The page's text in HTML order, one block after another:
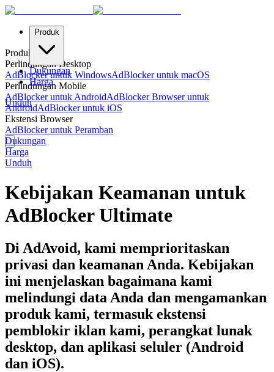
Produk
Dukungan
Harga
Unduh
Produk
Perlindungan Desktop
AdBlocker untuk WindowsAdBlocker untuk macOS
Perlindungan Mobile
AdBlocker untuk AndroidAdBlocker Browser untuk
AndroidAdBlocker untuk iOS
Ekstensi Browser
AdBlocker untuk Peramban
Dukungan
Harga
Unduh
Kebijakan Keamanan untuk
AdBlocker Ultimate
Di AdAvoid, kami memprioritaskan
privasi dan keamanan Anda. Kebijakan
ini menjelaskan bagaimana kami
melindungi data Anda dan mengamankan
produk kami, termasuk ekstensi
pemblokir iklan kami, perangkat lunak
desktop, dan aplikasi seluler (Android
dan iOS).